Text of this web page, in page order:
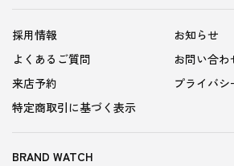
採用情報
お知らせ
よくあるご質問
お問い合わせ
来店予約